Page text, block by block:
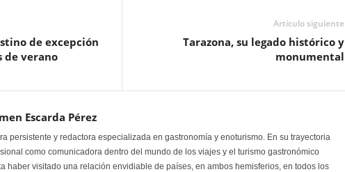
de excepción
de verano
Artículo siguiente
Tarazona, su legado histórico y
monumental
Escarda Pérez
persistente y redactora especializada en gastronomía y enoturismo. En su trayectoria
como comunicadora dentro del mundo de los viajes y el turismo gastronómico
haber visitado una relación envidiable de países, en ambos hemisferios, en todos los